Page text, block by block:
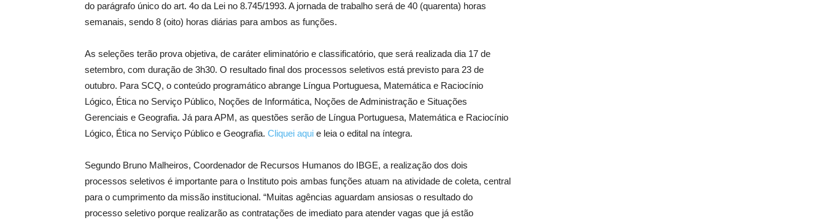
do parágrafo único do art. 4o da Lei no 8.745/1993. A jornada de trabalho será de 40 (quarenta) horas
semanais, sendo 8 (oito) horas diárias para ambos as funções.
As seleções terão prova objetiva, de caráter eliminatório e classificatório, que será realizada dia 17 de
setembro, com duração de 3h30. O resultado final dos processos seletivos está previsto para 23 de
outubro. Para SCQ, o conteúdo programático abrange Língua Portuguesa, Matemática e Raciocínio
Lógico, Ética no Serviço Público, Noções de Informática, Noções de Administração e Situações
Gerenciais e Geografia. Já para APM, as questões serão de Língua Portuguesa, Matemática e Raciocínio
Lógico, Ética no Serviço Público e Geografia. Cliquei aqui e leia o edital na íntegra.
Segundo Bruno Malheiros, Coordenador de Recursos Humanos do IBGE, a realização dos dois
processos seletivos é importante para o Instituto pois ambas funções atuam na atividade de coleta, central
para o cumprimento da missão institucional. “Muitas agências aguardam ansiosas o resultado do
processo seletivo porque realizarão as contratações de imediato para atender vagas que já estão